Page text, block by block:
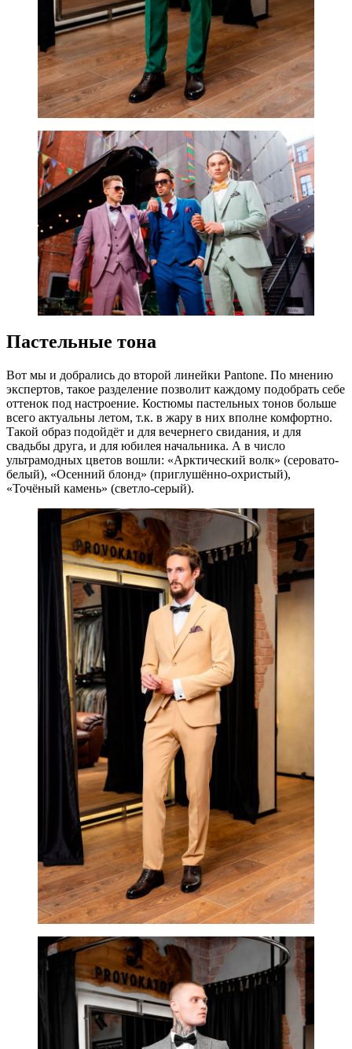
Пастельные тона
Вот мы и добрались до второй линейки Pantone. По мнению
экспертов, такое разделение позволит каждому подобрать себе
оттенок под настроение. Костюмы пастельных тонов больше
всего актуальны летом, т.к. в жару в них вполне комфортно.
Такой образ подойдёт и для вечернего свидания, и для
свадьбы друга, и для юбилея начальника. А в число
ультрамодных цветов вошли: «Арктический волк» (серовато-
белый), «Осенний блонд» (приглушённо-охристый),
«Точёный камень» (светло-серый).